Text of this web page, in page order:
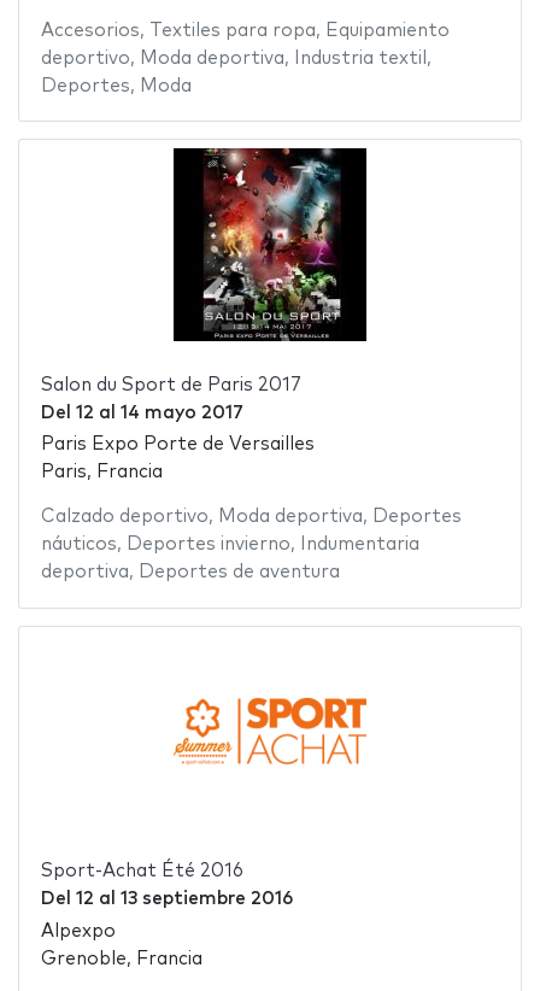
Accesorios, Textiles para ropa, Equipamiento
deportivo, Moda deportiva, Industria textil ,
Deportes, Moda
Salon du Sport de Paris 2017
Del 12 al 14 mayo 2017
Paris Expo Porte de Versailles
Paris, Francia
Calzado deportivo, Moda deportiva, Deportes
náuticos, Deportes invierno,
Indumentaria
deportiva, Deportes de aventura
Sport-Achat Été 2016
Del 12 al 13 septiembre 2016
Alpexpo
Grenoble, Francia